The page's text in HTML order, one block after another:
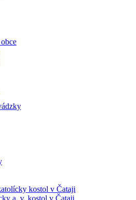
kostol v Čataji
a. v. kostol v Čataji